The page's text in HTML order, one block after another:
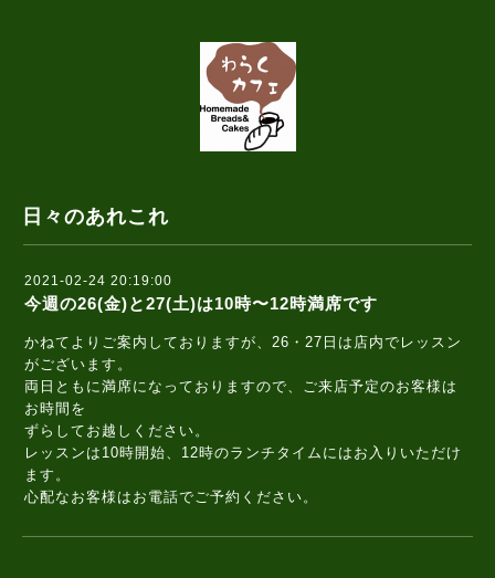
日々のあれこれ
2021-02-24 20:19:00
今週の26(金)と27(土)は10時〜12時満席です
かねてよりご案内しておりますが、26・27日は店内でレッスン
がございます。
両日ともに満席になっておりますので、ご来店予定のお客様は
お時間を
ずらしてお越しください。
レッスンは10時開始、12時のランチタイムにはお入りいただけ
ます。
心配なお客様はお電話でご予約ください。